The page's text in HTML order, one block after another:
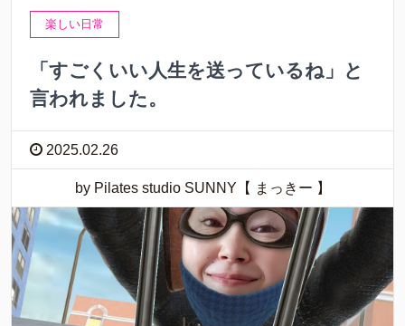
楽しい日常
「すごくいい人生を送っているね」と
言われました。
2025.02.26
by Pilates studio SUNNY【 まっきー 】